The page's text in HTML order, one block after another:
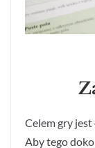
Celem gry
Aby tego